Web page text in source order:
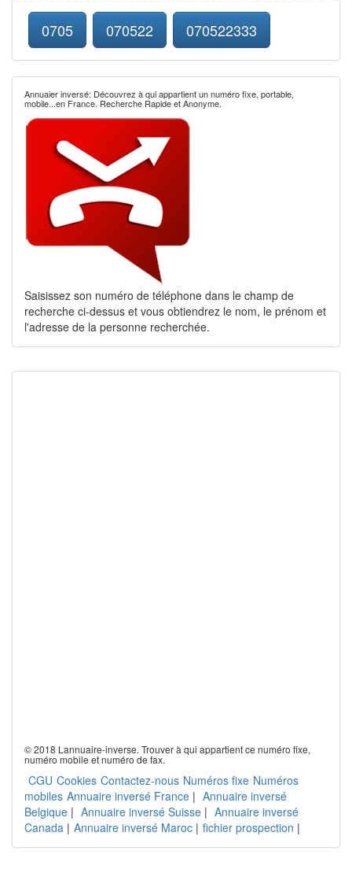
0705 070522 070522333
Annuaier inversé: Découvrez à qui appartient un numéro fixe, portable,
mobile...en France. Recherche Rapide et Anonyme.
Saisissez son numéro de téléphone dans le champ de
recherche ci-dessus et vous obtiendrez le nom, le prénom et
l'adresse de la personne recherchée.
© 2018 Lannuaire-inverse. Trouver à qui appartient ce numéro fixe,
numéro mobile et numéro de fax.
CGU Cookies Contactez-nous Numéros fixe Numéros
mobiles Annuaire inversé France | Annuaire inversé
Belgique | Annuaire inversé Suisse | Annuaire inversé
Canada | Annuaire inversé Maroc | fichier prospection |